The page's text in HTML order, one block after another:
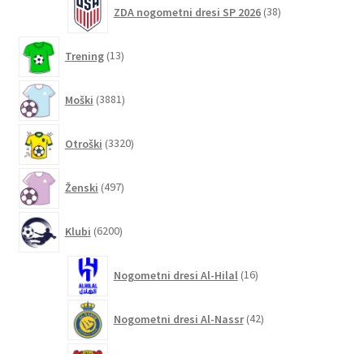
ZDA nogometni dresi SP 2026 38izdelkov
Trening 13izdelkov
Moški 3881izdelkov
Otroški 3320izdelkov
Ženski 497izdelkov
Klubi 6200izdelkov
Nogometni dresi Al-Hilal 16izdelkov
Nogometni dresi Al-Nassr 42izdelkov